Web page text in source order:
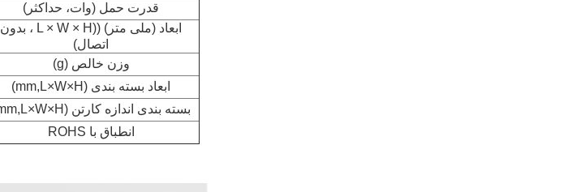
قدرت حمل (وات، حداکثر)
ابعاد (ملی متر) ((L × W × H ، بدون
اتصال)
وزن خالص (g)
ابعاد بسته بندی (mm,L×W×H)
بسته بندی اندازه کارتن (mm,L×W×H)
انطباق با ROHS